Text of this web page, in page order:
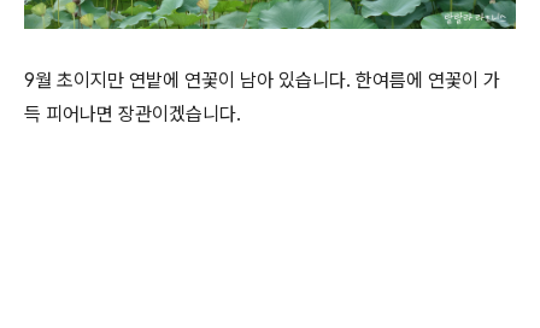
9월 초이지만 연밭에 연꽃이 남아 있습니다. 한여름에 연꽃이 가
득 피어나면 장관이겠습니다.